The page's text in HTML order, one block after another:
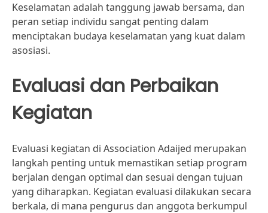
Keselamatan adalah tanggung jawab bersama, dan
peran setiap individu sangat penting dalam
menciptakan budaya keselamatan yang kuat dalam
asosiasi.
Evaluasi dan Perbaikan
Kegiatan
Evaluasi kegiatan di Association Adaijed merupakan
langkah penting untuk memastikan setiap program
berjalan dengan optimal dan sesuai dengan tujuan
yang diharapkan. Kegiatan evaluasi dilakukan secara
berkala, di mana pengurus dan anggota berkumpul